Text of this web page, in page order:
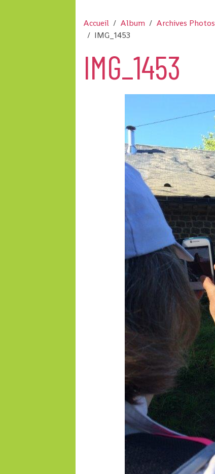
Accueil Album Archives Photos
IMG_1453
IMG_1453